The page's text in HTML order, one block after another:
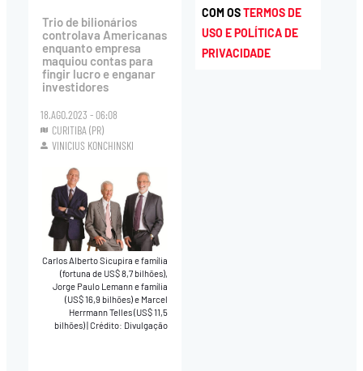
Trio de bilionários
controlava Americanas
enquanto empresa
maquiou contas para
fingir lucro e enganar
investidores
18.AGO.2023 - 06:08
CURITIBA (PR)
VINICIUS KONCHINSKI
Carlos Alberto Sicupira e família
(fortuna de US$ 8,7 bilhões),
Jorge Paulo Lemann e família
(US$ 16,9 bilhões) e Marcel
Herrmann Telles (US$ 11,5
bilhões)|Crédito: Divulgação
COM OSTERMOS DE
USO E POLÍTICA DE
PRIVACIDADE